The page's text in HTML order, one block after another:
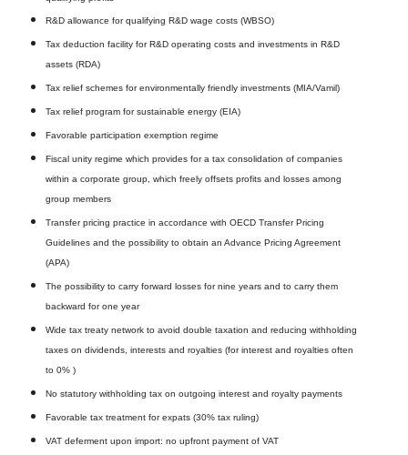
R&D allowance for qualifying R&D wage costs (WBSO)
Tax deduction facility for R&D operating costs and investments in R&D
assets (RDA)
Tax relief schemes for environmentally friendly investments (MIA/Vamil)
Tax relief program for sustainable energy (EIA)
Favorable participation exemption regime
Fiscal unity regime which provides for a tax consolidation of companies
within a corporate group, which freely offsets profits and losses among
group members
Transfer pricing practice in accordance with OECD Transfer Pricing
Guidelines and the possibility to obtain an Advance Pricing Agreement
(APA)
The possibility to carry forward losses for nine years and to carry them
backward for one year
Wide tax treaty network to avoid double taxation and reducing withholding
taxes on dividends, interests and royalties (for interest and royalties often
to 0% )
No statutory withholding tax on outgoing interest and royalty payments
Favorable tax treatment for expats (30% tax ruling)
VAT deferment upon import: no upfront payment of VAT